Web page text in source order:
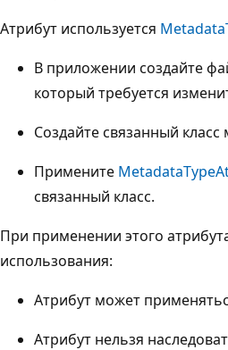
Атрибут используется
В приложении создайте
который требуется
Создайте связанный класс
Примените
связанный класс.
При применении этого
использования:
Атрибут может
Атрибут нельзя